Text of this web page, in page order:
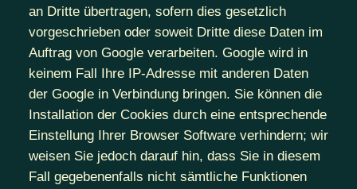
an Dritte übertragen, sofern dies gesetzlich
vorgeschrieben oder soweit Dritte diese Daten im
Auftrag von Google verarbeiten. Google wird in
keinem Fall Ihre IP-Adresse mit anderen Daten
der Google in Verbindung bringen. Sie können die
Installation der Cookies durch eine entsprechende
Einstellung Ihrer Browser Software verhindern; wir
weisen Sie jedoch darauf hin, dass Sie in diesem
Fall gegebenenfalls nicht sämtliche Funktionen